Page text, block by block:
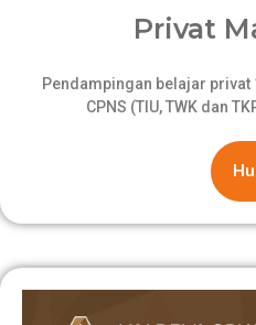
Privat
Pendampingan belajar
CPNS (TIU, TWK dan